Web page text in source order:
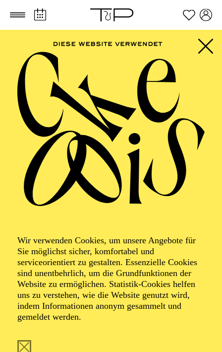
Zum Hauptinhalt springen Zum Footer springen
Wir verwenden Cookies, um unsere Angebote für
Sie möglichst sicher, komfortabel und
serviceorientiert zu gestalten. Essenzielle Cookies
sind unentbehrlich, um die Grundfunktionen der
Website zu ermöglichen. Statistik-Cookies helfen
uns zu verstehen, wie die Website genutzt wird,
indem Informationen anonym gesammelt und
gemeldet werden.
ESSENER
PHILHARMONIKER
Neujahrskonzert
der Essener
Philharmoniker